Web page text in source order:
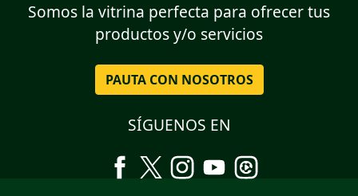
Somos la vitrina perfecta para ofrecer tus
productos y/o servicios
PAUTA CON NOSOTROS
SÍGUENOS EN